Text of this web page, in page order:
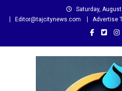
Saturday,
Editor@tajcitynews.com
Advertise